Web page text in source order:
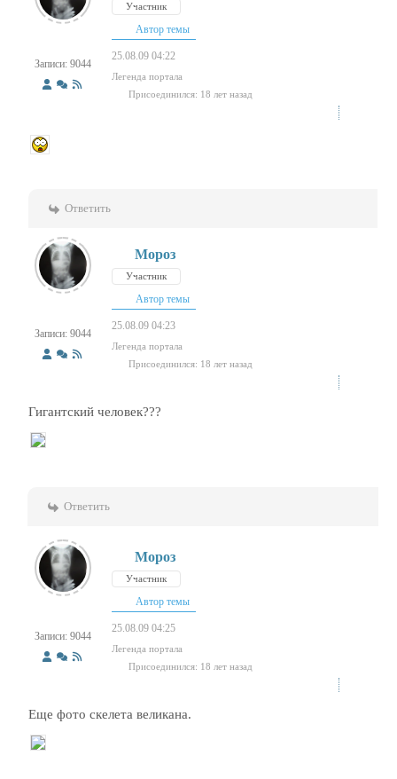
Записи: 9044
Участник
Автор темы
25.08.09 04:22
Легенда портала
Присоединился: 18 лет назад
Ответить
Записи: 9044
Мороз
Участник
Автор темы
25.08.09 04:23
Легенда портала
Присоединился: 18 лет назад
Гигантский человек???
Ответить
Записи: 9044
Мороз
Участник
Автор темы
25.08.09 04:25
Легенда портала
Присоединился: 18 лет назад
Еще фото скелета великана.